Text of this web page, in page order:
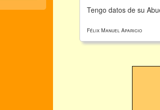
Tengo datos de su
Félix Manuel Aparicio